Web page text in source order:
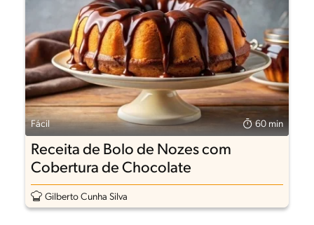
Fácil 60 min
Receita de Bolo de Nozes com
Cobertura de Chocolate
Gilberto Cunha Silva